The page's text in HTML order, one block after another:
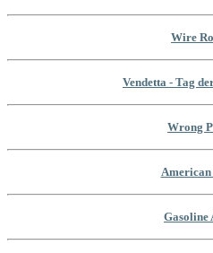
Wire
Vendetta - Tag
Wrong
American
Gasoline